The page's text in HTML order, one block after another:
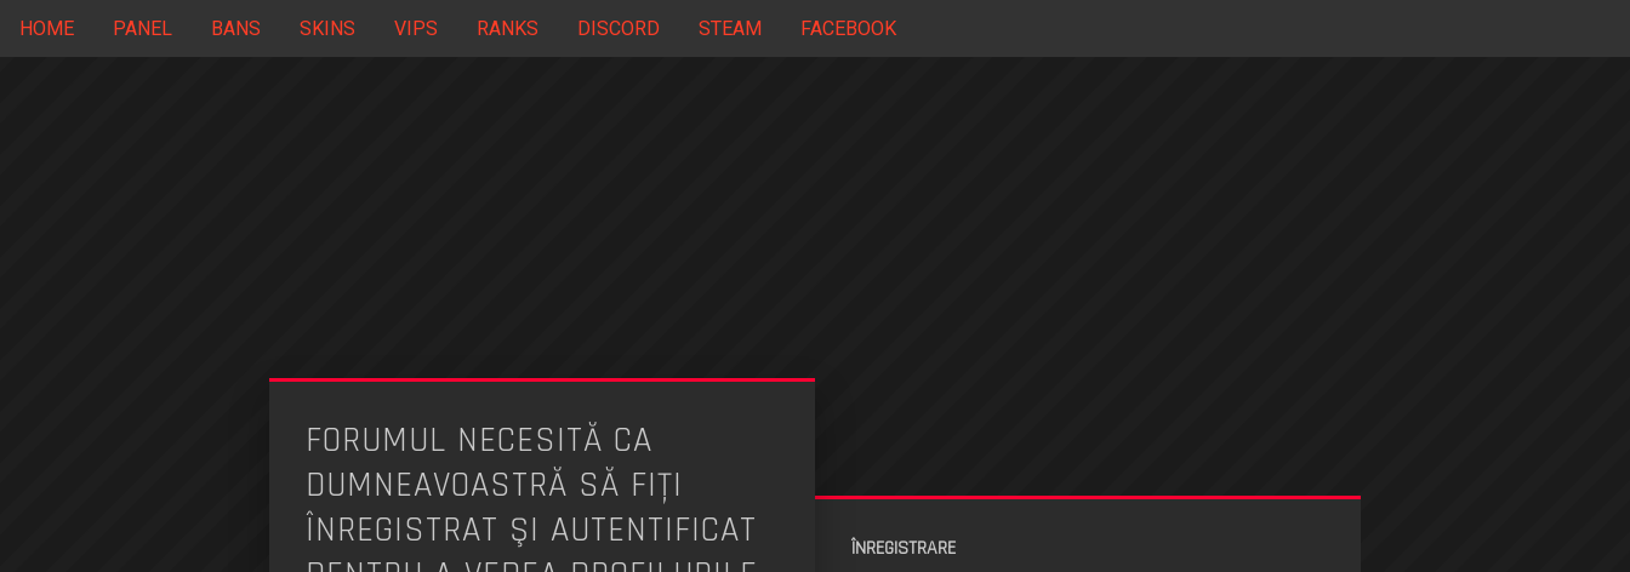
HOME PANEL BANS SKINS VIPS RANKS DISCORD STEAM FACEBOOK
FORUMUL NECESITĂ CA
DUMNEAVOASTRĂ SĂ FIŢI
ÎNREGISTRAT ŞI AUTENTIFICAT
ÎNREGISTRARE